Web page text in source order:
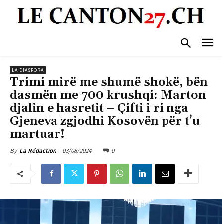
LA DIASPORA
Trimi mirë me shumë shokë, bën
dasmën me 700 krushqi: Marton
djalin e hasretit – Çifti i ri nga
Gjeneva zgjodhi Kosovën për t’u
martuar!
By La Rédaction 03/08/2024 0